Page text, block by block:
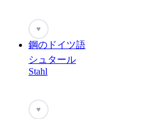
♥
鋼のドイツ語
シュタール
Stahl
♥